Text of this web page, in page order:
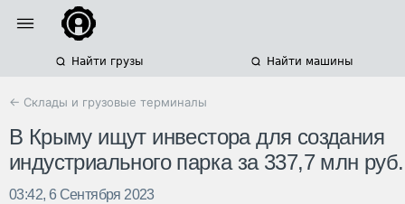
Найти грузы Найти машины
← Склады и грузовые терминалы
В Крыму ищут инвестора для создания
индустриального парка за 337,7 млн руб.
03:42, 6 Сентября 2023